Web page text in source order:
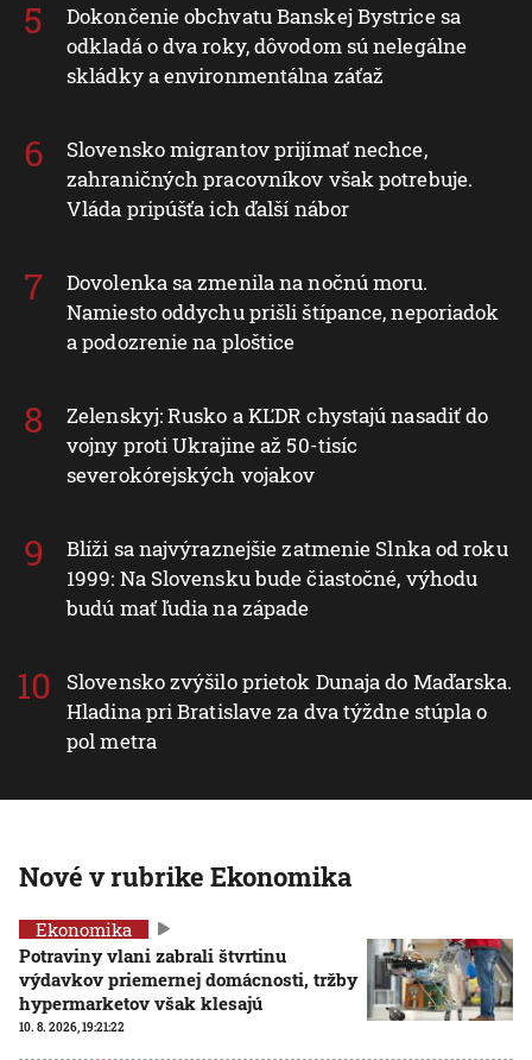
Dokončenie obchvatu Banskej Bystrice sa
odkladá o dva roky, dôvodom sú nelegálne
skládky a environmentálna záťaž
Slovensko migrantov prijímať nechce,
zahraničných pracovníkov však potrebuje.
Vláda pripúšťa ich ďalší nábor
Dovolenka sa zmenila na nočnú moru.
Namiesto oddychu prišli štípance, neporiadok
a podozrenie na ploštice
Zelenskyj: Rusko a KĽDR chystajú nasadiť do
vojny proti Ukrajine až 50-tisíc
severokórejských vojakov
Blíži sa najvýraznejšie zatmenie Slnka od roku
1999: Na Slovensku bude čiastočné, výhodu
budú mať ľudia na západe
Slovensko zvýšilo prietok Dunaja do Maďarska.
Hladina pri Bratislave za dva týždne stúpla o
pol metra
Nové v rubrike Ekonomika
Ekonomika
Potraviny vlani zabrali štvrtinu
výdavkov priemernej domácnosti, tržby
hypermarketov však klesajú
10. 8. 2026, 19:21:22